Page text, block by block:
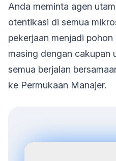
Anda meminta agen
otentikasi di semua
pekerjaan menjadi
masing dengan cakupan
semua berjalan
ke Permukaan Manajer.